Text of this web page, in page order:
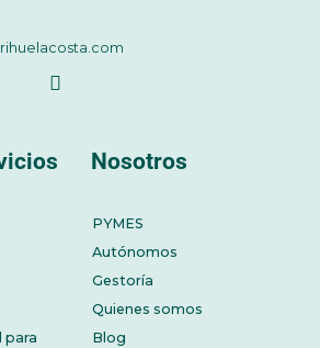
para
Nosotros
PYMES
Autónomos
Gestoría
Quienes somos
Blog